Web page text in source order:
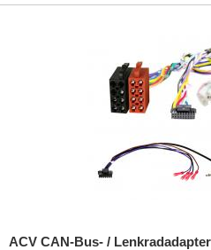
für Lamborghini
für Mazda
ACV CAN-Bus- /